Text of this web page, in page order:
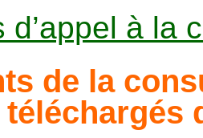
d’appel à la
de la